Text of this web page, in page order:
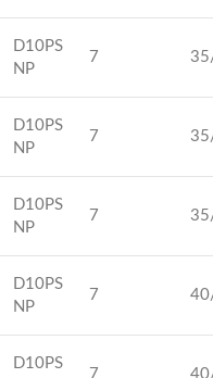
D10PS
NP
7
D10PS
NP
7
D10PS
NP
7
D10PS
NP
7
D10PS
7